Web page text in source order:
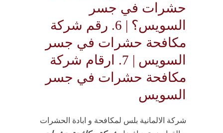
حشرات في جسر
السويس؟ | 6. رقم شركة
مكافحة حشرات في جسر
السويس | 7. ارقام شركة
مكافحة حشرات في جسر
السويس
شركة الالمانية بلس لمكافحة و ابادة الحشرات